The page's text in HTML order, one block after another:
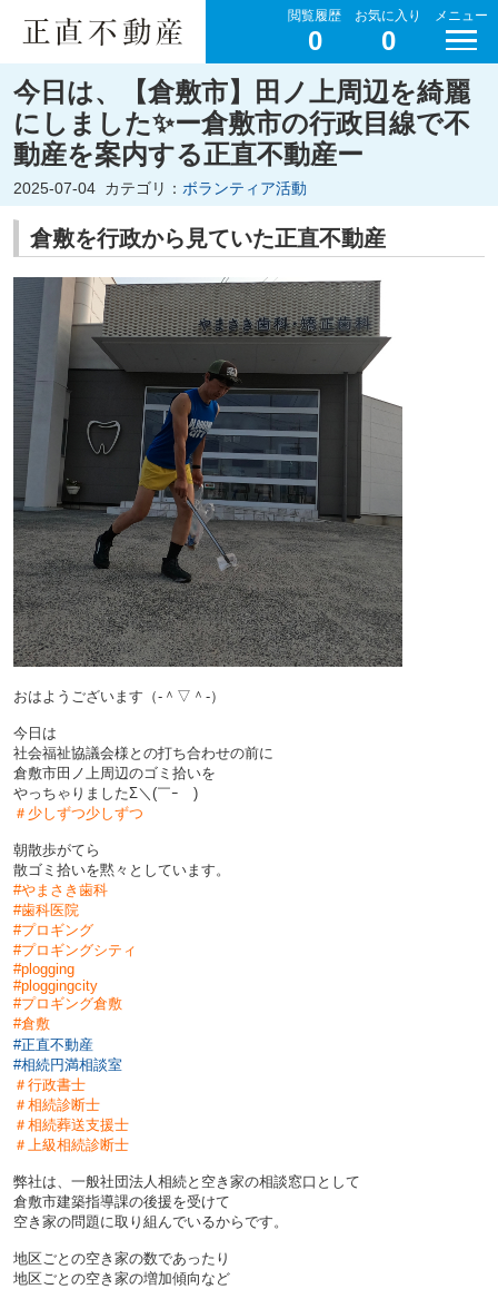
閲覧履歴
0
お気に入り
0
メニュー
今日は、【倉敷市】田ノ上周辺を綺麗
にしました✨ー倉敷市の行政目線で不
動産を案内する正直不動産ー
2025-07-04 カテゴリ： ボランティア活動
倉敷を行政から見ていた正直不動産
おはようございます（‐＾▽＾‐）
今日は
社会福祉協議会様との打ち合わせの前に
倉敷市田ノ上周辺のゴミ拾いを
やっちゃりましたΣ＼(￣ｰ￣)
＃少しずつ少しずつ
朝散歩がてら
散ゴミ拾いを黙々としています。
#やまさき歯科
#歯科医院
#プロギング
#プロギングシティ
#plogging
#ploggingcity
#プロギング倉敷
#倉敷
#正直不動産
#相続円満相談室
＃行政書士
＃相続診断士
＃相続葬送支援士
＃上級相続診断士
弊社は、一般社団法人相続と空き家の相談窓口として
倉敷市建築指導課の後援を受けて
空き家の問題に取り組んでいるからです。
地区ごとの空き家の数であったり
地区ごとの空き家の増加傾向など